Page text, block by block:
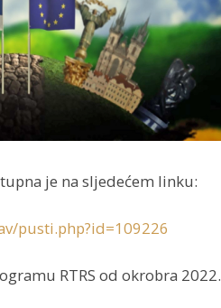
je na sljedećem linku:
pusti.php?id=109226
RTRS od okrobra